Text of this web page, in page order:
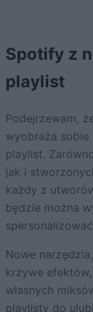
Spotify z
playlist
Podejrzewam,
wyobraża sobie
playlist.
jak i
każdy z
będzie można
Nowe
krzywe
własnych
playlisty do